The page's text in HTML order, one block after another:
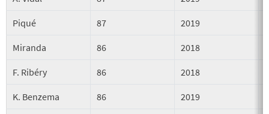
Piqué 87 2019
Miranda 86 2018
F. Ribéry 86 2018
K. Benzema 86 2019